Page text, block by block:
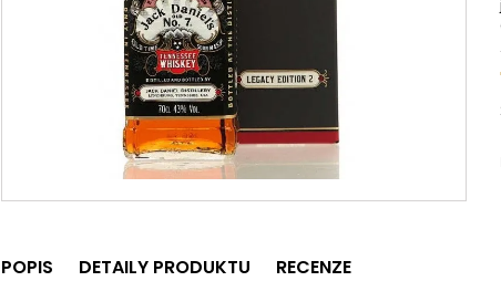
POPIS DETAILY PRODUKTU RECENZE